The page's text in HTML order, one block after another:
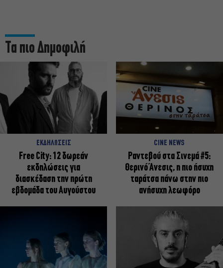
Τα πιο Δημοφιλή
ΕΚΔΗΛΩΣΕΙΣ
Free City: 12 δωρεάν
εκδηλώσεις για
διασκέδαση την πρώτη
εβδομάδα του Αυγούστου
CINE NEWS
Ραντεβού στα Σινεμά #5:
Θερινό Άνεσις, η πιο ήσυχη
ταράτσα πάνω στην πιο
ανήσυχη λεωφόρο